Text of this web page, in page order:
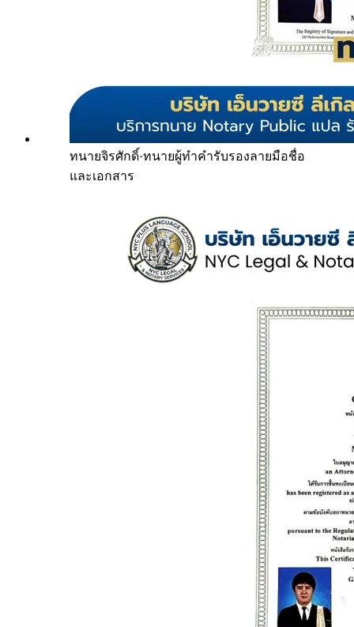
ทนายจิรศักดิ์·ทนายผู้ทำคำรับรองลายมือชื่อ
และเอกสาร